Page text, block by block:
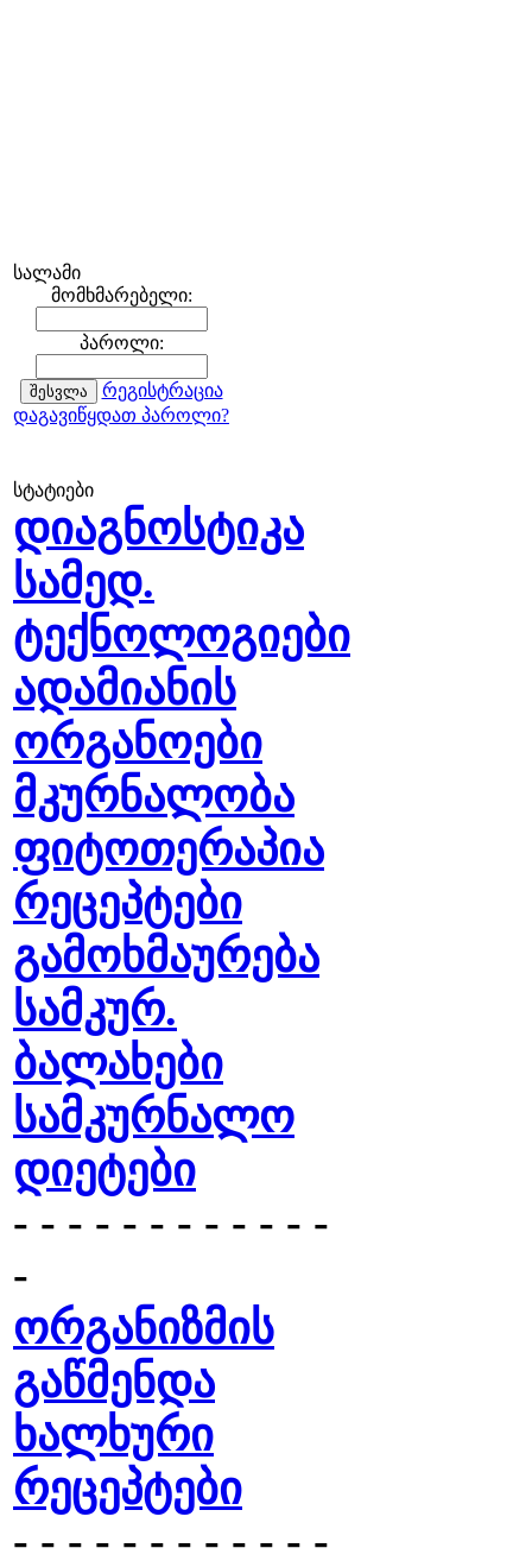
სალამი
მომხმარებელი:
პაროლი:
რეგისტრაცია
დაგავიწყდათ პაროლი?
სტატიები
დიაგნოსტიკა
სამედ.
ტექნოლოგიები
ადამიანის
ორგანოები
მკურნალობა
ფიტოთერაპია
რეცეპტები
გამოხმაურება
სამკურ.
ბალახები
სამკურნალო
დიეტები
- - - - - - - - - - - -
-
ორგანიზმის
გაწმენდა
ხალხური
რეცეპტები
- - - - - - - - - - - -